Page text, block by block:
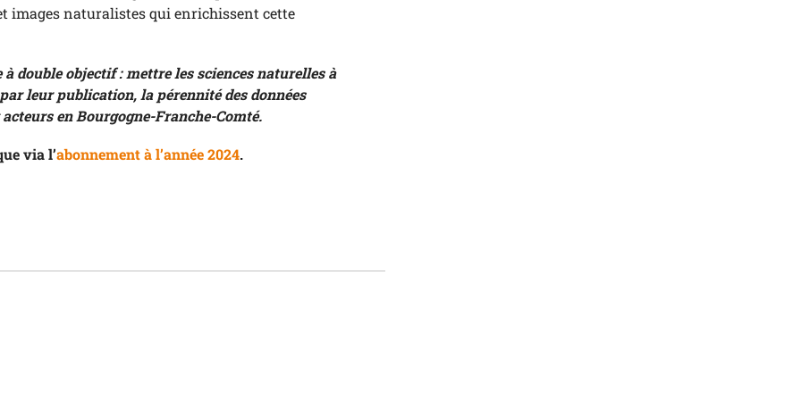
images naturalistes qui enrichissent cette
double objectif : mettre les sciences naturelles à
leur publication, la pérennité des données
en Bourgogne-Franche-Comté.
via l’abonnement à l’année 2024.